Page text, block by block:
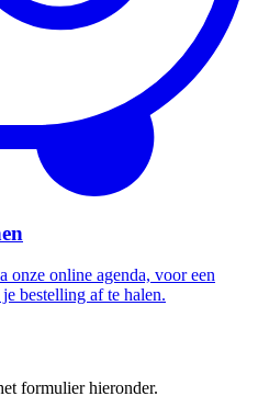
onze online agenda, voor een
bestelling af te halen.
formulier hieronder.